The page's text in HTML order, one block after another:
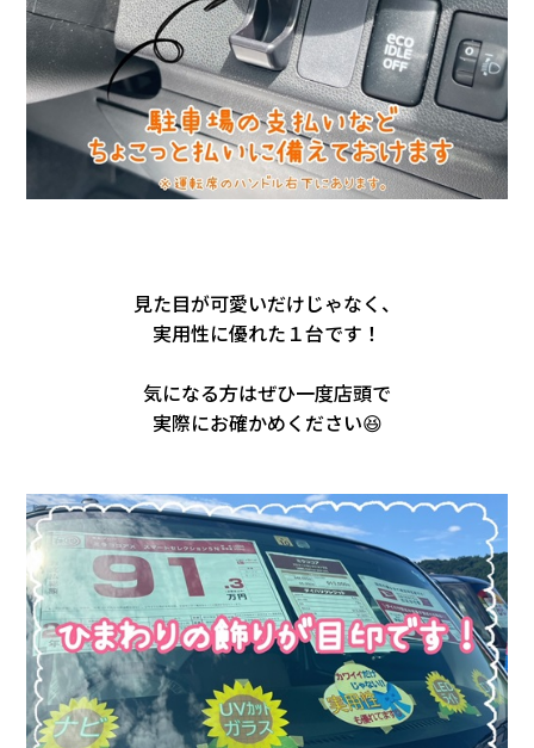
見た目が可愛いだけじゃなく、
実用性に優れた１台です！
気になる方はぜひ一度店頭で
実際にお確かめください😆